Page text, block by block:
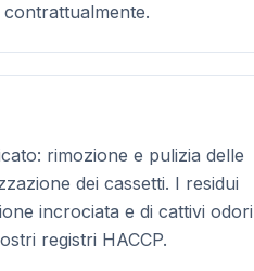
rimozione e pulizia delle
dei cassetti. I residui
incrociata e di cattivi odori
registri HACCP.